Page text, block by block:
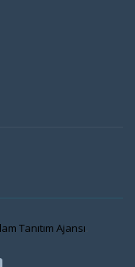
Tanıtım Ajansı.